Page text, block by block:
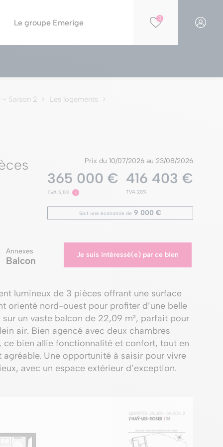
0
Nos résidences en construction
Simulation de capacité d'achat
Le groupe Emerige
- Saison 2 Les logements
Prix du 10/07/2026 au 23/08/2026
365 000 €
TVA 5,5% i
416 403 €
TVA 20%
Soit une économie de 9 000 €
Annexes
Balcon
Je suis intéressé(e) par ce bien
lumineux de 3 pièces offrant une surface
orienté nord-ouest pour profiter d’une belle
sur un vaste balcon de 22,09 m², parfait pour
air. Bien agencé avec deux chambres
bien allie fonctionnalité et confort, tout en
Une opportunité à saisir pour vivre
avec un espace extérieur d’exception.